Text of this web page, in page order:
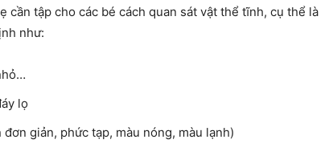
cần tập cho các bé cách quan sát vật thể tĩnh, cụ thể là
như:
lọ
giản, phức tạp, màu nóng, màu lạnh)